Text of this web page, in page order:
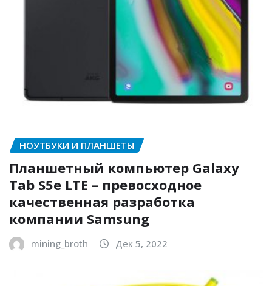
НОУТБУКИ И ПЛАНШЕТЫ
Планшетный компьютер Galaxy
Tab S5e LTE – превосходное
качественная разработка
компании Samsung
mining_broth Дек 5, 2022